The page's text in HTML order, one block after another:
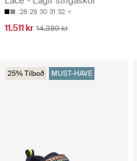
28 29 30 31 32
11.511 kr 14.389 kr
25% Tilboð MUST-HAVE